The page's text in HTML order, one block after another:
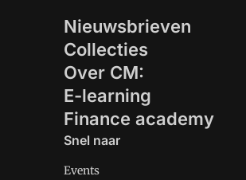
Nieuwsbrieven
Collecties
Over CM:
E-learning
Finance academy
Snel naar
Events